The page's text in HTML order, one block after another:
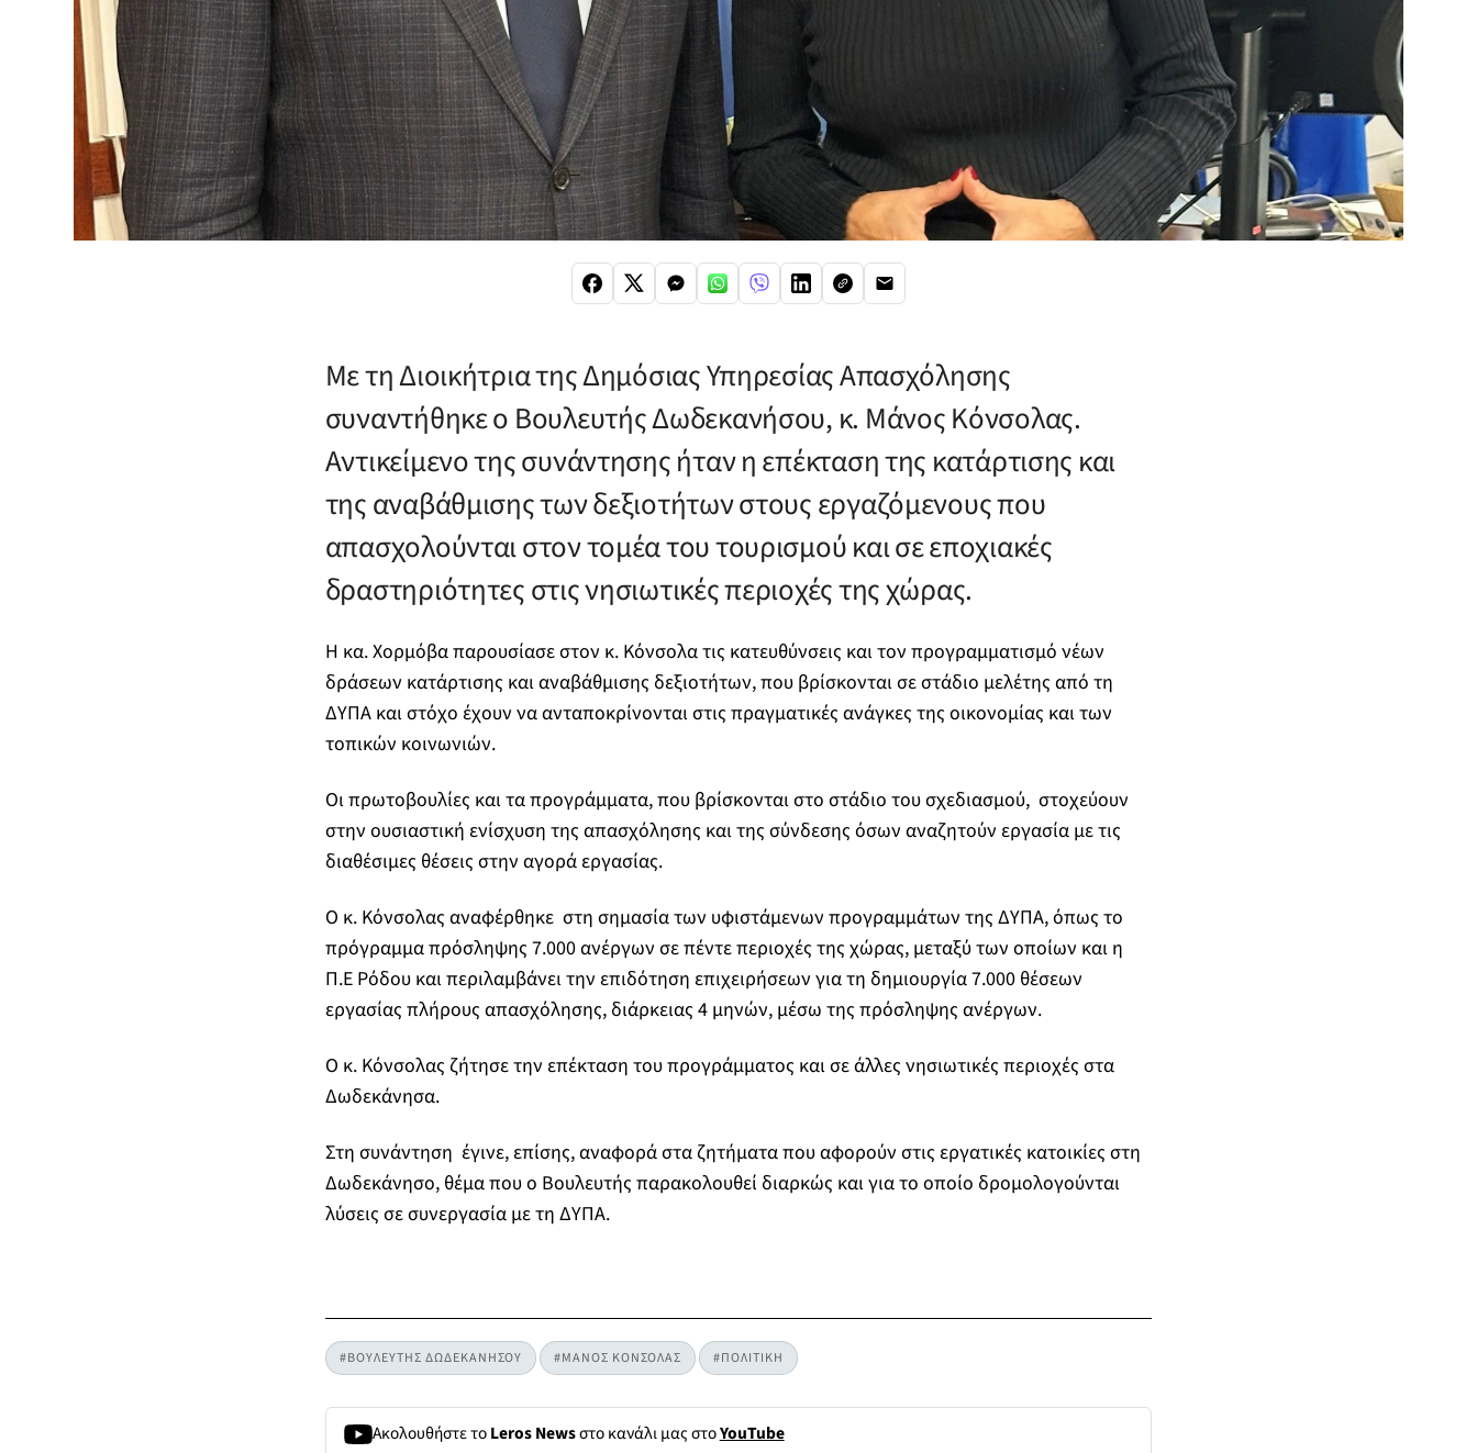
Με τη Διοικήτρια της Δημόσιας Υπηρεσίας Απασχόλησης
συναντήθηκε ο Βουλευτής Δωδεκανήσου, κ. Μάνος Κόνσολας.
Αντικείμενο της συνάντησης ήταν η επέκταση της κατάρτισης και
της αναβάθμισης των δεξιοτήτων στους εργαζόμενους που
απασχολούνται στον τομέα του τουρισμού και σε εποχιακές
δραστηριότητες στις νησιωτικές περιοχές της χώρας.
Η κα. Χορμόβα παρουσίασε στον κ. Κόνσολα τις κατευθύνσεις και τον προγραμματισμό νέων
δράσεων κατάρτισης και αναβάθμισης δεξιοτήτων, που βρίσκονται σε στάδιο μελέτης από τη
ΔΥΠΑ και στόχο έχουν να ανταποκρίνονται στις πραγματικές ανάγκες της οικονομίας και των
τοπικών κοινωνιών.
Οι πρωτοβουλίες και τα προγράμματα, που βρίσκονται στο στάδιο του σχεδιασμού, στοχεύουν
στην ουσιαστική ενίσχυση της απασχόλησης και της σύνδεσης όσων αναζητούν εργασία με τις
διαθέσιμες θέσεις στην αγορά εργασίας.
Ο κ. Κόνσολας αναφέρθηκε στη σημασία των υφιστάμενων προγραμμάτων της ΔΥΠΑ, όπως το
πρόγραμμα πρόσληψης 7.000 ανέργων σε πέντε περιοχές της χώρας, μεταξύ των οποίων και η
Π.Ε Ρόδου και περιλαμβάνει την επιδότηση επιχειρήσεων για τη δημιουργία 7.000 θέσεων
εργασίας πλήρους απασχόλησης, διάρκειας 4 μηνών, μέσω της πρόσληψης ανέργων.
Ο κ. Κόνσολας ζήτησε την επέκταση του προγράμματος και σε άλλες νησιωτικές περιοχές στα
Δωδεκάνησα.
Στη συνάντηση έγινε, επίσης, αναφορά στα ζητήματα που αφορούν στις εργατικές κατοικίες στη
Δωδεκάνησο, θέμα που ο Βουλευτής παρακολουθεί διαρκώς και για το οποίο δρομολογούνται
λύσεις σε συνεργασία με τη ΔΥΠΑ.
#ΒΟΥΛΕΥΤΗΣ ΔΩΔΕΚΑΝΗΣΟΥ #ΜΑΝΟΣ ΚΟΝΣΟΛΑΣ #ΠΟΛΙΤΙΚΗ
Ακολουθήστε τοLeros Newsστο κανάλι μας στοYouTube